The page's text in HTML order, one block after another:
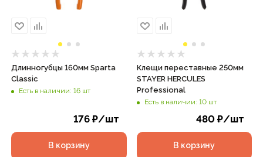
Длинногубцы 160мм Sparta
Classic
Есть в наличии: 16 шт
176₽/шт
В корзину
Клещи переставные 250мм
STAYER HERCULES
Professional
Есть в наличии: 10 шт
480 ₽/шт
В корзину